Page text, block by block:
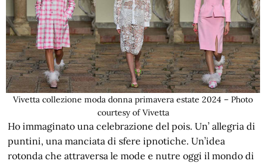
Vivetta collezione moda donna primavera estate 2024 – Photo
courtesy of Vivetta
Ho immaginato una celebrazione del pois. Un’ allegria di
puntini, una manciata di sfere ipnotiche. Un’idea
rotonda che attraversa le mode e nutre oggi il mondo di